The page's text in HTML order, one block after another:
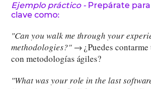
Ejemplo práctico - Prepárate
clave como:
"Can you walk me through your
methodologies?" → ¿Puedes
con metodologías ágiles?
"What was your role in the last